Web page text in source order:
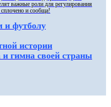
важные роли для регулирования
сплочено и сообща!
и футболу
истории
и гимна своей страны
все